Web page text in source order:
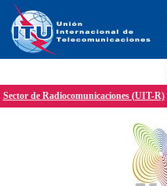
Sector de Radiocomunicaciones (UIT-R)